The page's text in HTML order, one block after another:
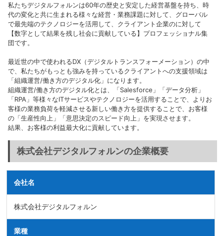
私たちデジタルフォルンは60年の歴史と安定した経営基盤を持ち、時
代の変化と共に生まれる様々な経営・業務課題に対して、グローバル
で最先端のテクノロジーを活用して、クライアント企業のに対して
【数字として結果を残し社会に貢献している】プロフェッショナル集
団です。
最近世の中で使われるDX（デジタルトランスフォーメーション）の中
で、私たちがもっとも強みを持っているクライアントへの支援領域は
「組織運営/働き方のデジタル化」になります。
組織運営/働き方のデジタル化とは、「Salesforce」「データ分析」
「RPA」等様々なITサービスやテクノロジーを活用することで、よりお
客様の業務負荷を軽減させる新しい働き方を提供することで、お客様
の「生産性向上」「意思決定のスピード向上」を実現させます。
結果、お客様の利益最大化に貢献しています。
株式会社デジタルフォルンの企業概要
会社名
株式会社デジタルフォルン
業種